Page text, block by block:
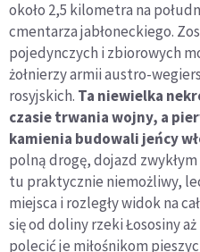
około 2,5 kilometra na
cmentarza jabłoneckiego.
pojedynczych i zbiorowych
żołnierzy armii austro-
rosyjskich. Ta niewielka
czasie trwania wojny, a
kamienia budowali jeńcy
polną drogę, dojazd
tu praktycznie niemożliwy,
miejsca i rozległy widok na
się od doliny rzeki Łososiny
polecić je miłośnikom